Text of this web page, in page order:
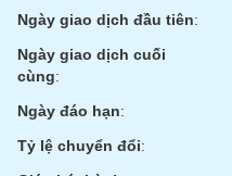
Ngày giao dịch đầu tiên:
Ngày giao dịch cuối
cùng:
Ngày đáo hạn:
Tỷ lệ chuyển đổi:
(-)
Tất cả
Tin
tức
(-)